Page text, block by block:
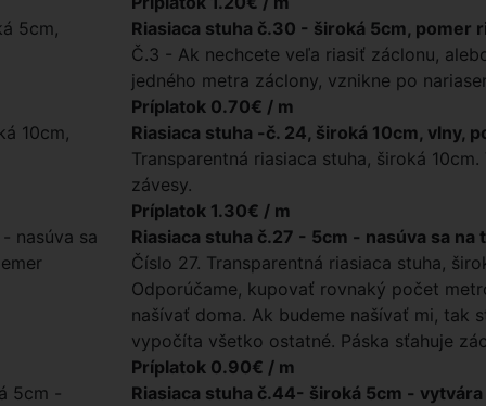
Riasiaca stuha č.30 - široká 5cm, pomer
Č.3 - Ak nechcete veľa riasiť záclonu,
jedného metra záclony, vznikne po
Príplatok 0.70€ / m
Riasiaca stuha -č. 24, široká 10cm, vlny,
Transparentná riasiaca stuha, široká
závesy.
Príplatok 1.30€ / m
Riasiaca stuha č.27 - 5cm - nasúva sa
Číslo 27. Transparentná riasiaca stuha,
Odporúčame, kupovať rovnaký počet
našívať doma. Ak budeme našívať mi, tak
vypočíta všetko ostatné. Páska sťahuje
Príplatok 0.90€ / m
Riasiaca stuha č.44- široká 5cm -